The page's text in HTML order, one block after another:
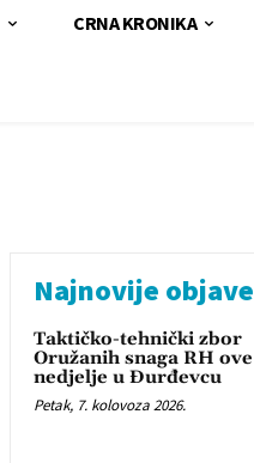
CRNA KRONIKA
Najnovije objave
Taktičko-tehnički zbor
Oružanih snaga RH ove
nedjelje u Đurđevcu
Petak, 7. kolovoza 2026.